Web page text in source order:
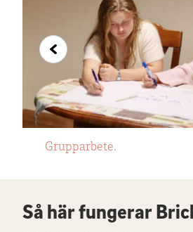
Grupparbete.
Mindmap – Jävligt kul.
Mindmap – Lärt känna
Mindmap – Skönt och lugnt.
Skärmtiden minskade
Minskningen av skärmtid
Snapchat, TikTok och
Safari, Meddelanden och
Så här fungerar